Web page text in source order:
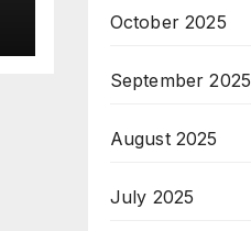
October 2025
September 2025
August 2025
July 2025